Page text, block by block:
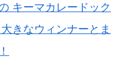
キーマカレードック
きなウィンナーとま